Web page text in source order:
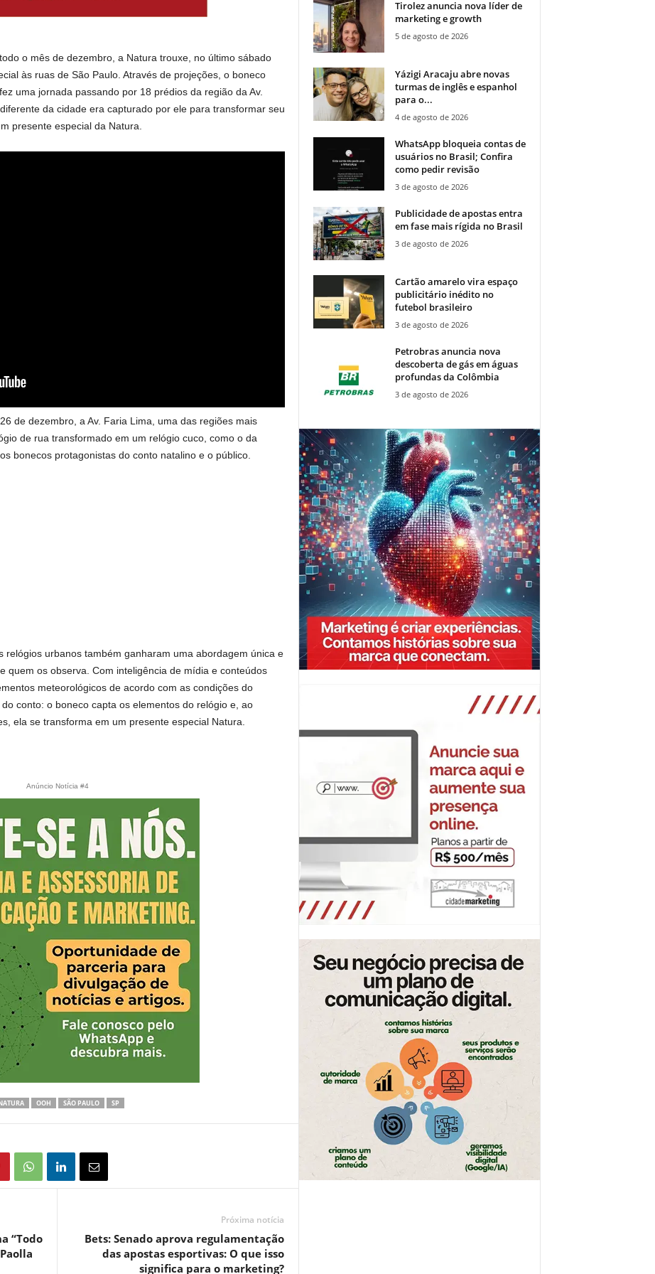
o mês de dezembro, a Natura trouxe, no último sábado
às ruas de São Paulo. Através de projeções, o boneco
uma jornada passando por 18 prédios da região da Av.
da cidade era capturado por ele para transformar seu
presente especial da Natura.
de dezembro, a Av. Faria Lima, uma das regiões mais
de rua transformado em um relógio cuco, como o da
bonecos protagonistas do conto natalino e o público.
relógios urbanos também ganharam uma abordagem única e
quem os observa. Com inteligência de mídia e conteúdos
meteorológicos de acordo com as condições do
conto: o boneco capta os elementos do relógio e, ao
ela se transforma em um presente especial Natura.
Anúncio Notícia #4
OOH SÃO PAULO SP
“Todo
Próxima notícia
Bets: Senado aprova regulamentação
das apostas esportivas: O que isso
significa para o marketing?
Tirolez anuncia nova líder de
marketing e growth
5 de agosto de 2026
Yázigi Aracaju abre novas
turmas de inglês e espanhol
para o...
4 de agosto de 2026
WhatsApp bloqueia contas de
usuários no Brasil; Confira
como pedir revisão
3 de agosto de 2026
Publicidade de apostas entra
em fase mais rígida no Brasil
3 de agosto de 2026
Cartão amarelo vira espaço
publicitário inédito no
futebol brasileiro
3 de agosto de 2026
Petrobras anuncia nova
descoberta de gás em águas
profundas da Colômbia
3 de agosto de 2026